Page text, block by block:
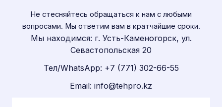
Не стесняйтесь обращаться к нам с любыми
вопросами. Мы ответим вам в кратчайшие сроки.
Мы находимся: г. Усть-Каменогорск, ул.
Севастопольская 20
Тел/WhatsApp: +7 (771) 302-66-55
Еmail: info@tehpro.kz